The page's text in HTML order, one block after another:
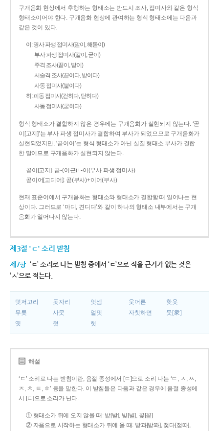
구개음화 현상에서 후행하는 형태소는 반드시 조사, 접미사와 같은 형식
형태소이어야 한다. 구개음화 현상에 관여하는 형식 형태소에는 다음과
같은 것이 있다.
이: 명사 파생 접미사(맏이, 해돋이)
부사 파생 접미사(같이, 굳이)
주격 조사(끝이, 밭이)
서술격 조사(끝이다, 밭이다)
사동 접미사(붙이다)
히: 피동 접미사(걷히다, 닫히다)
사동 접미사(굳히다)
형식 형태소가 결합하지 않은 경우에는 구개음화가 실현되지 않는다. ‘곧
이[고지]’는 부사 파생 접미사가 결합하여 부사가 되었으므로 구개음화가
실현되었지만, ‘곧이어’는 형식 형태소가 아닌 실질 형태소 부사가 결합
한 말이므로 구개음화가 실현되지 않는다.
곧이[고지]: 곧-­(어근)+­-이(부사 파생 접미사)
곧이어[고디어]: 곧(부사)+이어(부사)
현재 표준어에서 구개음화는 형태소와 형태소가 결합할 때 일어나는 현
상이다. 그러므로 ‘마디, 견디다’와 같이 하나의 형태소 내부에서는 구개
음화가 일어나지 않는다.
제3절 'ㄷ' 소리 받침
제7항 ‘ㄷ’ 소리로 나는 받침 중에서 ‘ㄷ’으로 적을 근거가 없는 것은
‘ㅅ’으로 적는다.
덧저고리 돗자리 엇셈 웃어른
핫옷
무릇
사뭇 얼핏 자칫하면
뭇[衆]
옛
첫 헛
해설
‘ㄷ’ 소리로 나는 받침이란, 음절 종성에서 [ㄷ]으로 소리 나는 ‘ㄷ, ㅅ, ㅆ,
ㅈ, ㅊ, ㅌ, ㅎ’ 등을 말한다. 이 받침들은 다음과 같은 경우에 음절 종성에
서 [ㄷ]으로 소리가 난다.
① 형태소가 뒤에 오지 않을 때: 밭[받], 빚[빋], 꽃[꼳]
② 자음으로 시작하는 형태소가 뒤에 올 때: 밭과[받꽈], 젖다[젇따],